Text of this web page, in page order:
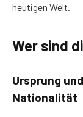
heutigen Welt.
Wer sind
Ursprung
Nationalität